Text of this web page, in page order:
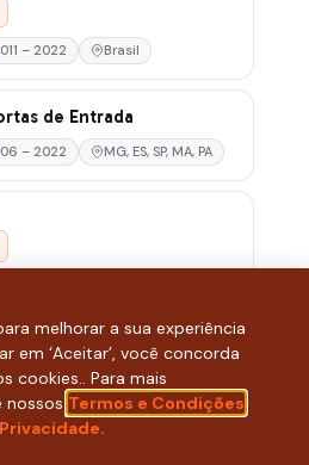
– 2022 Brasil
de Entrada
– 2022 MG, ES, SP, MA, PA
Professores
2003 – 2020 Brasil
melhorar a sua experiência
em ‘Aceitar’, você concorda
cookies.. Para mais
nossos Termos e Condições